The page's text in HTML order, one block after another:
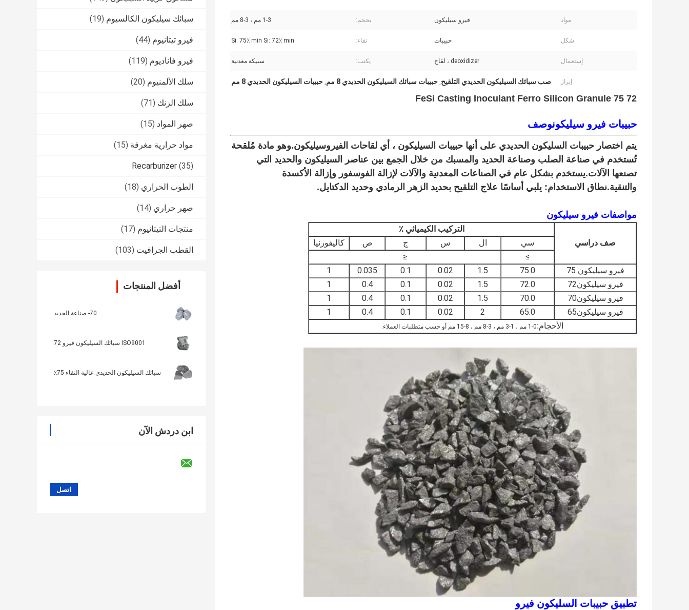
سبائك سيليكون الكالسيوم (19)
فيرو تيتانيوم (44)
فيرو فاناديوم (119)
سلك الألمنيوم (20)
سلك الزنك (71)
صهر المواد (15)
مواد حرارية مغرفة (15)
Recarburizer (35)
الطوب الحراري (18)
صهر حراري (14)
منتجات التيتانيوم (17)
القطب الجرافيت (103)
أفضل المنتجات
70- صناعة الحديد
ISO9001 سبائك السيليكون فيرو 72
سبائك السيليكون الحديدي عالية النقاء 75٪
ابن دردش الآن
مواد: فيرو سيليكون بحجم: 1-3 مم ، 3-8 مم
شكل: حبيبات نقاء: Si: 75٪ min Si: 72٪ min
إستعمال: deoxidizer ، لقاح يكتب: سبيكة معدنية
إبراز: صب سبائك السيليكون الحديدي التلقيح, حبيبات سبائك السيليكون الحديدي 8 مم , حبيبات السيليكون الحديدي 8 مم
72 75 FeSi Casting Inoculant Ferro Silicon Granule
حبيبات فيرو سيليكونوصف
والتنقية.نطاق الاستخدام: يلبي أساسًا علاج التلقيح بحديد الزهر الرمادي وحديد الدكتايل.
مواصفات فيرو سيليكون
صف دراسي
التركيب الكيميائي ٪
سي
ال س ج ص
كاليفورنيا
≥
≤
فيرو سيليكون 75
75.0
1.5
0.02
0.1
0.035
1
فيرو سيليكون72
72.0
1.5
0.02
0.1
0.4
1
فيرو سيليكون70
70.0
1.5
0.02
0.1
0.4
1
فيرو سيليكون65
65.0
2
0.02
0.1
0.4
1
الأحجام:0-1 مم ، 1-3 مم ، 3-8 مم ، 8-15 مم أو حسب متطلبات العملاء.
تطبيق حبيبات السليكون فيرو